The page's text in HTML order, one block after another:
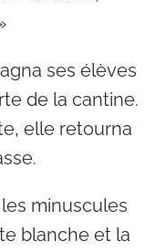
ses élèves
de la cantine.
elle retourna
minuscules
blanche et la